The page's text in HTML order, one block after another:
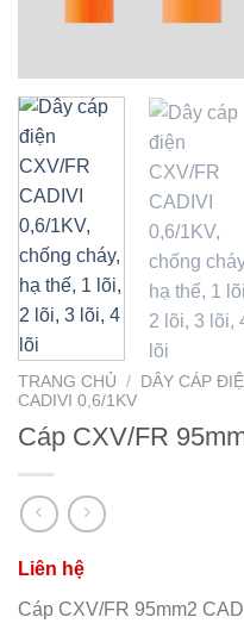
TRANG CHỦ / DÂY CÁP
CADIVI 0,6/1KV
Cáp CXV/FR
Cáp CXV/FR 95mm2